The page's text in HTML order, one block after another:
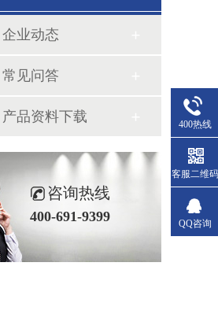
企业动态
常见问答
产品资料下载
咨询热线
400-691-9399
400热线
客服二维码
QQ咨询